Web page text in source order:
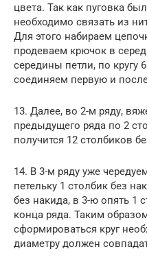
цвета. Так как пуговка
необходимо связать из
Для этого набираем
продеваем крючок в
середины петли, по кругу
соединяем первую и
13. Далее, во 2-м ряду,
предыдущего ряда по 2
получится 12 столбиков
14. В 3-м ряду уже
петельку 1 столбик без
без накида, в 3-ю опять 1
конца ряда. Таким
сформироваться круг
диаметру должен